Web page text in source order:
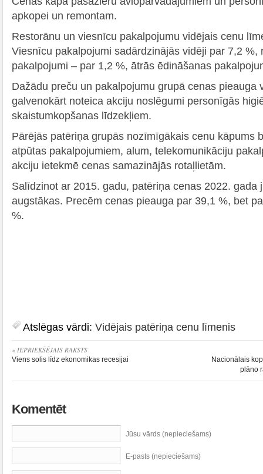
apkopei un remontam.
Restorānu un viesnīcu pakalpojumu vidējais cenu
Viesnīcu pakalpojumi sadārdzinājās vidēji par 7,2 %,
pakalpojumi – par 1,2 %, ātrās ēdināšanas
Dažādu preču un pakalpojumu grupā cenas pieauga
galvenokārt noteica akciju noslēgumi personīgās
skaistumkopšanas līdzekļiem.
Pārējās patēriņa grupās nozīmīgākais cenu kāpums
atpūtas pakalpojumiem, alum, telekomunikāciju
akciju ietekmē cenas samazinājās rotaļlietām.
Salīdzinot ar 2015. gadu, patēriņa cenas 2022. gada
augstākas. Precēm cenas pieauga par 39,1 %, bet
%.
Atslēgas vārdi: Vidējais patēriņa cenu līmenis
« IEPRIEKŠĒJAIS RAKSTS
Viens solis līdz ekonomikas recesijai
Nacionālais
plāno
Komentēt
Jūsu vārds (nepieciešams)
E-pasts (nepieciešams)